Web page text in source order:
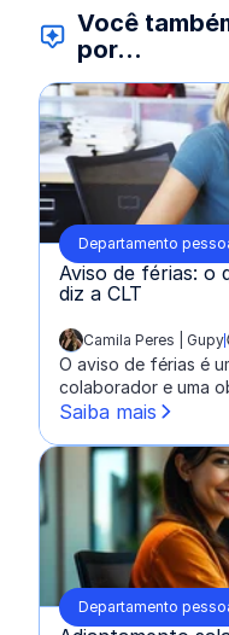
Você
por...
Departamento
Aviso de férias: o
diz a CLT
escrito por:
Camila Peres | Gupy
O aviso de férias é
colaborador e uma
Saiba mais
Departamento